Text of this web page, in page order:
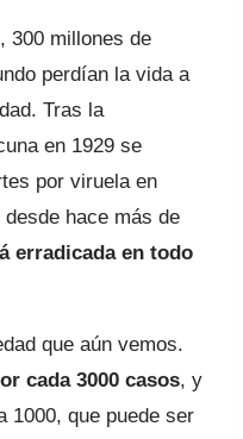
300 millones de
perdían la vida a
Tras la
en 1929 se
por viruela en
hace más de
erradicada en todo
que aún vemos.
cada 3000 casos, y
1000, que puede ser